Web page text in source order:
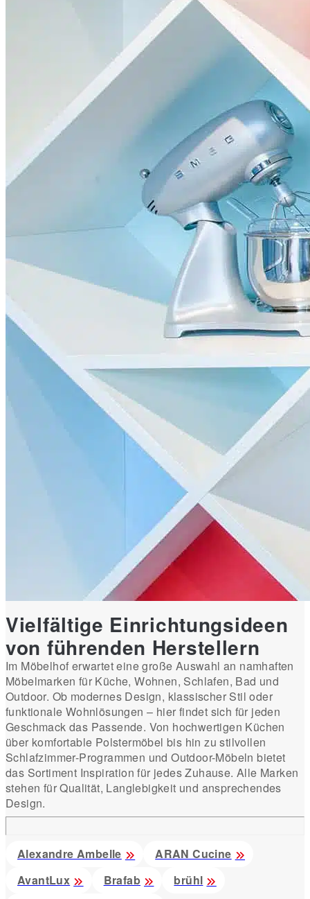
Vielfältige Einrichtungsideen
von führenden Herstellern
Im Möbelhof erwartet eine große Auswahl an namhaften
Möbelmarken für Küche, Wohnen, Schlafen, Bad und
Outdoor. Ob modernes Design, klassischer Stil oder
funktionale Wohnlösungen – hier findet sich für jeden
Geschmack das Passende. Von hochwertigen Küchen
über komfortable Polstermöbel bis hin zu stilvollen
Schlafzimmer-Programmen und Outdoor-Möbeln bietet
das Sortiment Inspiration für jedes Zuhause. Alle Marken
stehen für Qualität, Langlebigkeit und ansprechendes
Design.
Alexandre Ambelle
ARAN Cucine
AvantLux
Brafab
brühl